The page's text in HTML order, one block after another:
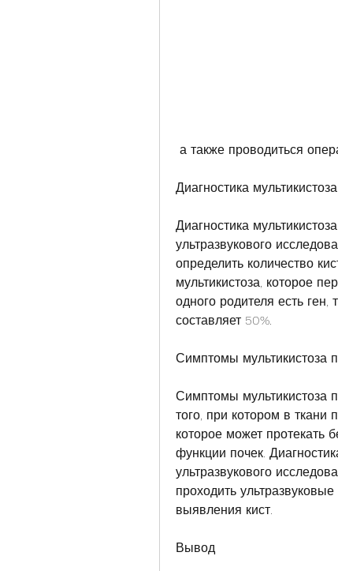
а также проводиться
Диагностика
Диагностика
ультразвукового
определить количество
мультикистоза, которое
одного родителя есть ген,
составляет 50%.
Симптомы мультикистоза
Симптомы мультикистоза
того, при котором в ткани
которое может протекать
функции почек.
ультразвукового
проходить
выявления кист.
Вывод